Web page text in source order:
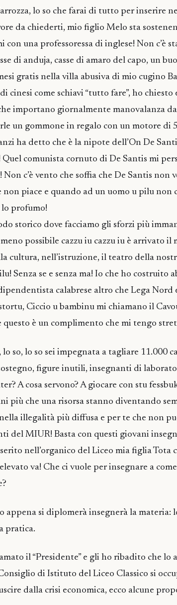
lo so che farai di tutto per inserire
da chiederti, mio figlio Melo sta
con una professoressa di inglese! Non c’è
di anduja, casse di amaro del capo, un
gratis nella villa abusiva di mio cugino
cinesi come schiavi “tutto fare”, ho chiesto
importano giornalmente manovalanza
un gommone in regalo con un motore di
ha detto che è la nipote dell’On De
Quel comunista cornuto di De Santis mi
Non c’è vento che soffia che De Santis non
piace e quando ad un uomo u pilu non
lo profumo!
storico dove facciamo gli sforzi più
possibile cazzu iu cazzu iu è arrivato
cultura, nell’istruzione, il teatro della
Senza se e senza ma! Io che ho costruito
calabrese altro che Lega
Ciccio u bambinu mi chiamano il
è un complimento che mi tengo
lo so, lo so sei impegnata a tagliare 11.000
figure inutili, insegnanti di
A cosa servono? A giocare con stu
più che una risorsa stanno diventando
illegalità più diffusa e per te che non
del MIUR! Basta con questi giovani
nell’organico del Liceo mia figlia Tota
va! Che ci vuole per insegnare a
si diplomerà insegnerà la materia:
pratica.
il “Presidente” e gli ho ribadito che
di Istituto del Liceo Classico si
dalla crisi economica, ecco alcune